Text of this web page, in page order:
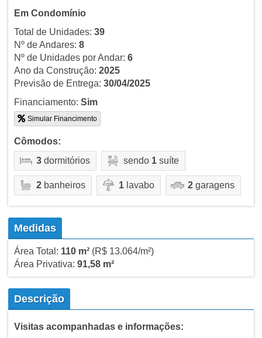
Em Condomínio
Total de Unidades: 39
Nº de Andares: 8
Nº de Unidades por Andar: 6
Ano da Construção: 2025
Previsão de Entrega: 30/04/2025
Financiamento: Sim
Simular Financimento
Cômodos:
3dormitórios sendo 1suíte
2banheiros 1lavabo 2garagens
Medidas
Área Total: 110 m²(R$ 13.064/m²)
Área Privativa: 91,58 m²
Descrição
Visitas acompanhadas e informações: